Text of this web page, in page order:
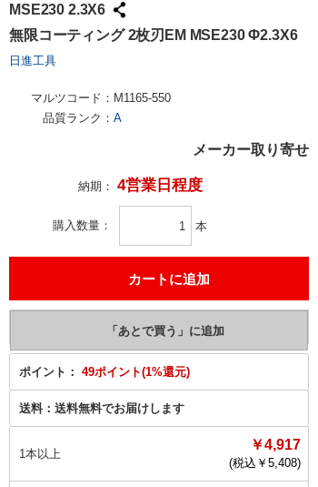
MSE230 2.3X6
無限コーティング 2枚刃EM MSE230 Φ2.3X6
日進工具
マルツコード： M1165-550
品質ランク： A
メーカー取り寄せ
納期： 4営業日程度
購入数量 本
ポイント： 49ポイント(1%還元)
送料： 送料無料でお届けします
1本以上
￥4,917
(税込￥ 5,408)